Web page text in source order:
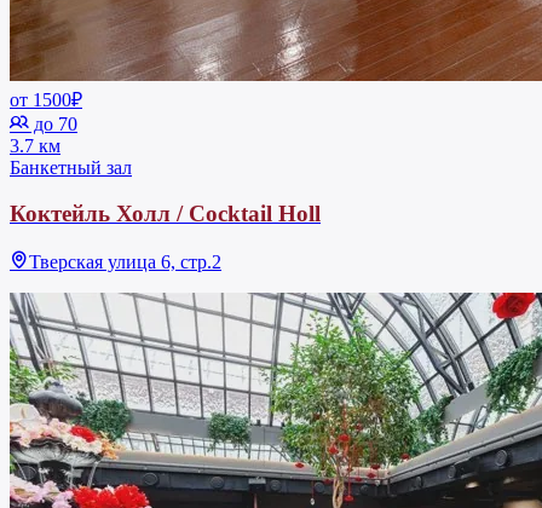
от 1500₽
до 70
3.7 км
Банкетный зал
Коктейль Холл / Cocktail Holl
Тверская улица 6, стр.2